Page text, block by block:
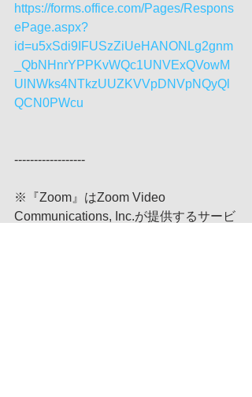
https://forms.office.com/Pages/Respons
ePage.aspx?
id=u5xSdi9IFUSzZiUeHANONLg2gnm
_QbNHnrYPPKvWQc1UNVExQVowM
UlNWks4NTkzUUZKVVpDNVpNQyQl
QCN0PWcu
------------------
※『Zoom』はZoom Video
Communications, Inc.が提供するサービ